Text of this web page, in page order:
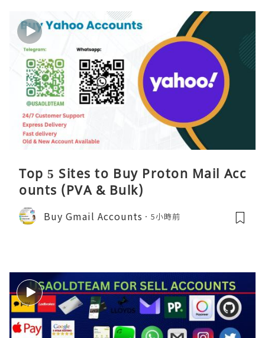
Top 5 Sites to Buy Proton Mail Acc
ounts (PVA & Bulk)
Buy Gmail Accounts 5小時前